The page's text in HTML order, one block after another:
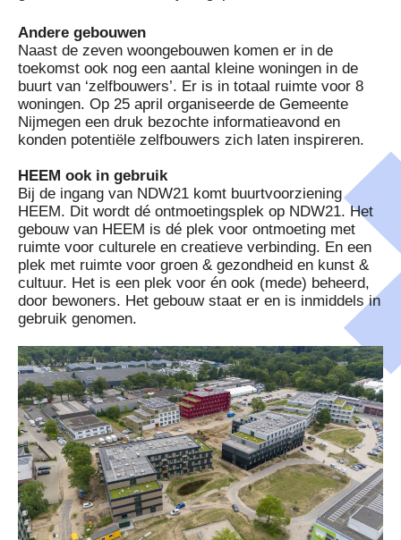
Andere gebouwen
Naast de zeven woongebouwen komen er in de
toekomst ook nog een aantal kleine woningen in de
buurt van ‘zelfbouwers’. Er is in totaal ruimte voor 8
woningen. Op 25 april organiseerde de Gemeente
Nijmegen een druk bezochte informatieavond en
konden potentiële zelfbouwers zich laten inspireren.
HEEM ook in gebruik
Bij de ingang van NDW21 komt buurtvoorziening
HEEM. Dit wordt dé ontmoetingsplek op NDW21. Het
gebouw van HEEM is dé plek voor ontmoeting met
ruimte voor culturele en creatieve verbinding. En een
plek met ruimte voor groen & gezondheid en kunst &
cultuur. Het is een plek voor én ook (mede) beheerd,
door bewoners. Het gebouw staat er en is inmiddels in
gebruik genomen.